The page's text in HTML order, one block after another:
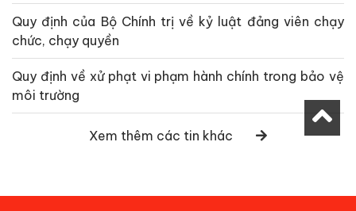
Quy định của Bộ Chính trị về kỷ luật đảng viên chạy
chức, chạy quyền
Quy định về xử phạt vi phạm hành chính trong bảo vệ
môi trường
Xem thêm các tin khác